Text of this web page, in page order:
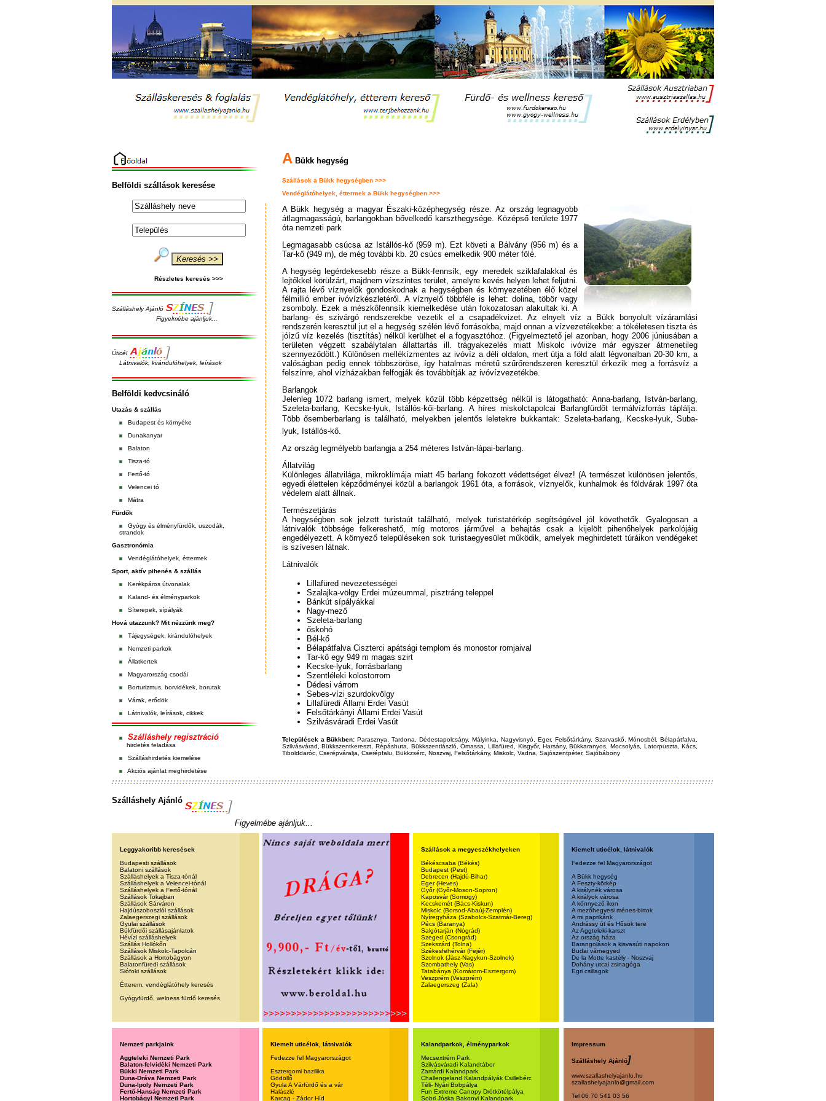
Belföldi szállások keresése
Részletes keresés >>>
Szálláshely Ajánló
Figyelmébe ajánljuk...
Úticél
Látnivalók, kirándulóhelyek, leírások
Belföldi kedvcsináló
Utazás & szállás
Budapest és környéke
Dunakanyar
Balaton
Tisza-tó
Fertő-tó
Velencei tó
Mátra
Fürdők
Gyógy és élményfürdők, uszodák,
strandok
Gasztronómia
Vendéglátóhelyek, éttermek
Sport, aktív pihenés & szállás
Kerékpáros útvonalak
Kaland- és élményparkok
Síterepek, sípályák
Hová utazzunk? Mit nézzünk meg?
Tájegységek, kirándulóhelyek
Nemzeti parkok
Állatkertek
Magyarország csodái
Borturizmus, borvidékek, borutak
Várak, erődök
Látnivalók, leírások, cikkek
Szálláshely regisztráció
hirdetés feladása
Szálláshirdetés kiemelése
Akciós ajánlat meghirdetése
ABükk hegység
Szállások a Bükk hegységben >>>
Vendéglátóhelyek, éttermek a Bükk hegységben >>>
A Bükk hegység a magyar Északi-középhegység része. Az ország legnagyobb
átlagmagasságú, barlangokban bővelkedő karszthegysége. Középső területe 1977
óta nemzeti park
Legmagasabb csúcsa az Istállós-kő (959 m). Ezt követi a Bálvány (956 m) és a
Tar-kő (949 m), de még további kb. 20 csúcs emelkedik 900 méter fölé.
A hegység legérdekesebb része a Bükk-fennsík, egy meredek sziklafalakkal és
lejtőkkel körülzárt, majdnem vízszintes terület, amelyre kevés helyen lehet feljutni.
A rajta lévő víznyelők gondoskodnak a hegységben és környezetében élő közel
félmillió ember ivóvízkészletéről. A víznyelő többféle is lehet: dolina, töbör vagy
zsomboly. Ezek a mészkőfennsík kiemelkedése után fokozatosan alakultak ki. A
barlang- és szivárgó rendszerekbe vezetik el a csapadékvizet. Az elnyelt víz a Bükk bonyolult vízáramlási
rendszerén keresztül jut el a hegység szélén lévő forrásokba, majd onnan a vízvezetékekbe: a tökéletesen tiszta és
jóízű víz kezelés (tisztítás) nélkül kerülhet el a fogyasztóhoz. (Figyelmeztető jel azonban, hogy 2006 júniusában a
területen végzett szabálytalan állattartás ill. trágyakezelés miatt Miskolc ivóvize már egyszer átmenetileg
szennyeződött.) Különösen mellékízmentes az ivóvíz a déli oldalon, mert útja a föld alatt légvonalban 20-30 km, a
valóságban pedig ennek többszöröse, így hatalmas méretű szűrőrendszeren keresztül érkezik meg a forrásvíz a
felszínre, ahol vízházakban felfogják és továbbítják az ivóvízvezetékbe.
Barlangok
Jelenleg 1072 barlang ismert, melyek közül több képzettség nélkül is látogatható: Anna-barlang, István-barlang,
Szeleta-barlang, Kecske-lyuk, Istállós-kői-barlang. A híres miskolctapolcai Barlangfürdőt termálvízforrás táplálja.
Több ősemberbarlang is található, melyekben jelentős leletekre bukkantak: Szeleta-barlang, Kecske-lyuk, Suba-
lyuk, Istállós-kő.
Az ország legmélyebb barlangja a 254 méteres István-lápai-barlang.
Állatvilág
Különleges állatvilága, mikroklímája miatt 45 barlang fokozott védettséget élvez! (A természet különösen jelentős,
egyedi élettelen képződményei közül a barlangok 1961 óta, a források, víznyelők, kunhalmok és földvárak 1997 óta
védelem alatt állnak.
Természetjárás
A hegységben sok jelzett turistaút található, melyek turistatérkép segítségével jól követhetők. Gyalogosan a
látnivalók többsége felkereshető, míg motoros járművel a behajtás csak a kijelölt pihenőhelyek parkolójáig
engedélyezett. A környező településeken sok turistaegyesület működik, amelyek meghirdetett túráikon vendégeket
is szívesen látnak.
Látnivalók
Lillafüred nevezetességei
Szalajka-völgy Erdei múzeummal, pisztráng teleppel
Bánkút sípályákkal
Nagy-mező
Szeleta-barlang
őskohó
Bél-kő
Bélapátfalva Ciszterci apátsági templom és monostor romjaival
Tar-kő egy 949 m magas szirt
Kecske-lyuk, forrásbarlang
Szentléleki kolostorrom
Dédesi várrom
Sebes-vízi szurdokvölgy
Lillafüredi Állami Erdei Vasút
Felsőtárkányi Állami Erdei Vasút
Szilvásváradi Erdei Vasút
Települések a Bükkben: Parasznya, Tardona, Dédestapolcsány, Mályinka, Nagyvisnyó, Eger, Felsőtárkány, Szarvaskő, Mónosbél, Bélapátfalva,
Szilvásvárad, Bükkszentkereszt, Répáshuta, Bükkszentlászló, Ómassa, Lillafüred, Kisgyőr, Harsány, Bükkaranyos, Mocsolyás, Latorpuszta, Kács,
Tibolddaróc, Cserépváralja, Cserépfalu, Bükkzsérc, Noszvaj, Felsőtárkány, Miskolc, Vadna, Sajószentpéter, Sajóbábony
Szálláshely Ajánló
Figyelmébe ajánljuk...
Leggyakoribb keresések
Budapesti szállások
Balatoni szállások
Szálláshelyek a Tisza-tónál
Szálláshelyek a Velencei-tónál
Szálláshelyek a Fertő-tónál
Szállások Tokajban
Szállások Sárváron
Hajdúszoboszlói szállások
Zalaegerszegi szállások
Gyulai szállások
Bükfürdői szállásajánlatok
Hévízi szálláshelyek
Szállás Hollókőn
Szállások Miskolc-Tapolcán
Szállások a Hortobágyon
Balatonfüredi szállások
Siófoki szállások
Étterem, vendéglátóhely keresés
Gyógyfürdő, welness fürdő keresés
Szállások a megyeszékhelyeken
Békéscsaba (Békés)
Budapest (Pest)
Debrecen (Hajdú-Bihar)
Eger (Heves)
Győr (Győr-Moson-Sopron)
Kaposvár (Somogy)
Kecskemét (Bács-Kiskun)
Miskolc (Borsod-Abaúj-Zemplén)
Nyíregyháza (Szabolcs-Szatmár-Bereg)
Pécs (Baranya)
Salgótarján (Nógrád)
Szeged (Csongrád)
Szekszárd (Tolna)
Székesfehérvár (Fejér)
Szolnok (Jász-Nagykun-Szolnok)
Szombathely (Vas)
Tatabánya (Komárom-Esztergom)
Veszprém (Veszprém)
Zalaegerszeg (Zala)
Kiemelt uticélok, látnivalók
Fedezze fel Magyarországot
A Bükk hegység
A Feszty-körkép
A királynék városa
A királyok városa
A könnyező ikon
A mezőhegyesi ménes-birtok
A mi paprikánk
Andrássy út és Hősök tere
Az Aggteleki-karszt
Az ország háza
Barangolások a kisvasúti napokon
Budai várnegyed
De la Motte kastély - Noszvaj
Dohány utcai zsinagóga
Egri csillagok
Nemzeti parkjaink
Aggteleki Nemzeti Park
Balaton-felvidéki Nemzeti Park
Bükki Nemzeti Park
Duna-Dráva Nemzeti Park
Duna-Ipoly Nemzeti Park
Fertő-Hanság Nemzeti Park
Hortobágyi Nemzeti Park
Kiemelt uticélok, látnivalók
Fedezze fel Magyarországot
Esztergomi bazilika
Gödöllő
Gyula A Várfürdő és a vár
Halászlé
Karcag - Zádor Híd
Kalandparkok, élményparkok
Mecsextrém Park
Szilvásváradi Kalandtábor
Zamárdi Kalandpark
Challengeland Kalandpályák Csillebérc
Téli- Nyári Bobpálya
Fun Extreme Canopy Drótkötélpálya
Sobri Jóska Bakonyi Kalandpark
Impressum
Szálláshely Ajánló]
www.szallashelyajanlo.hu
szallashelyajanlo@gmail.com
Tel 06 70 541 03 56